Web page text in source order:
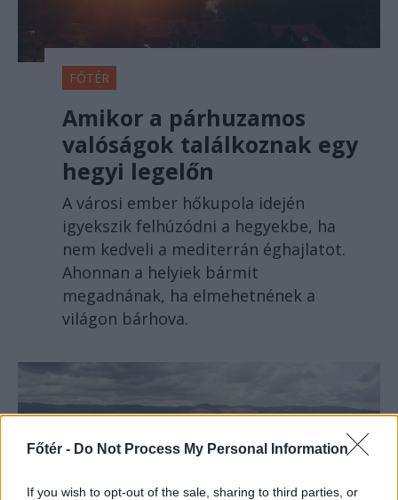
Főtér - Do Not Process My Personal Information
If you wish to opt-out of the sale, sharing to third parties, or
FŐTÉR
Amikor a párhuzamos
valóságok találkoznak egy
hegyi legelőn
A városi ember hőkupola idején
igyekszik felhúzódni a hegyekbe, ha
nem kedveli a mediterrán éghajlatot.
Ahonnan a helyiek bármit
megadnának, ha elmehetnének a
világon bárhova.